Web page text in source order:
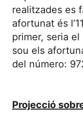
realitzades es
afortunat és
primer, seria el
sou els
del número:
Projecció